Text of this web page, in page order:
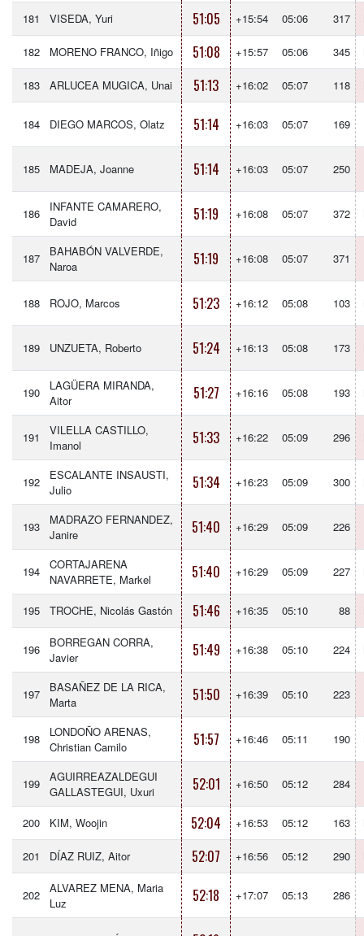
181 VISEDA, Yuri 51:05 +15:54 05:06 317
182 MORENO FRANCO, Iñigo 51:08 +15:57 05:06 345
183 ARLUCEA MUGICA, Unai 51:13 +16:02 05:07 118
184 DIEGO MARCOS, Olatz 51:14 +16:03 05:07 169
185 MADEJA, Joanne 51:14 +16:03 05:07 250
186
INFANTE CAMARERO,
David
51:19 +16:08 05:07 372
187
BAHABÓN VALVERDE,
Naroa
51:19 +16:08 05:07 371
188 ROJO, Marcos 51:23 +16:12 05:08 103
189 UNZUETA, Roberto 51:24 +16:13 05:08 173
190
LAGÜERA MIRANDA,
Aitor
51:27 +16:16 05:08 193
191
VILELLA CASTILLO,
Imanol
51:33 +16:22 05:09 296
192
ESCALANTE INSAUSTI,
Julio
51:34 +16:23 05:09 300
193
MADRAZO FERNANDEZ,
Janire
51:40 +16:29 05:09 226
194
CORTAJARENA
NAVARRETE, Markel
51:40 +16:29 05:09 227
195 TROCHE, Nicolás Gastón 51:46 +16:35 05:10 88
196
BORREGAN CORRA,
Javier
51:49 +16:38 05:10 224
197
BASAÑEZ DE LA RICA,
Marta
51:50 +16:39 05:10 223
198
LONDOÑO ARENAS,
Christian Camilo
51:57 +16:46 05:11 190
199
AGUIRREAZALDEGUI
GALLASTEGUI, Uxuri
52:01 +16:50 05:12 284
200 KIM, Woojin 52:04 +16:53 05:12 163
201 DÍAZ RUIZ, Aitor 52:07 +16:56 05:12 290
202
ALVAREZ MENA, Maria
Luz
52:18 +17:07 05:13 286